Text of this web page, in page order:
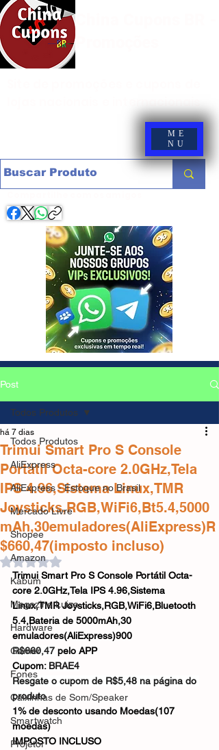
ME
NU
Post
Todos Produtos
AliExpress
AliExpress - Estoque no Brasil
Mercado Livre
Shopee
Amazon
Kabum
Magazine Luiza
Hardware
Gamer
Fones
Caixinhas de Som/Speaker
Smartwatch
Projetor
Todos Produtos
Trimui Smart Pro S Console
Portátil Octa-core 2.0GHz,Tela
IPS 4.96,Sistema Linux,TMR
Joysticks,RGB,WiFi6,Bt5.4,5000
mAh,30emuladores(AliExpress)R
$660,47(imposto incluso)
há 7 dias
Avaliado com NaN de 5 estrelas.
Trimui Smart Pro S Console Portátil Octa-
core 2.0GHz,Tela IPS 4.96,Sistema
Linux,TMR Joysticks,RGB,WiFi6,Bluetooth
5.4,Bateria de 5000mAh,30
emuladores(AliExpress)900
R$660,47 pelo APP
Cupom: BRAE4
Resgate o cupom de R$5,48 na página do
produto
1% de desconto usando Moedas(107
moedas)
IMPOSTO INCLUSO